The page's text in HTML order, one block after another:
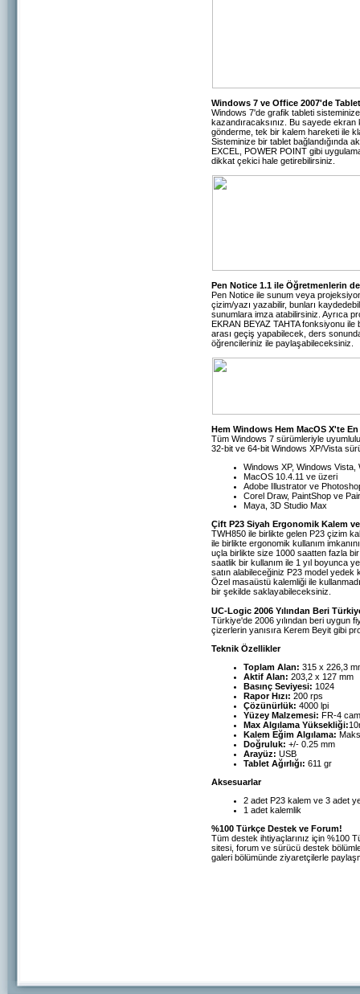
Windows 7 ve Office 2007'de
Windows 7'de grafik tableti sisteminize
kazandıracaksınız. Bu sayede
gönderme, tek bir kalem hareketi ile
Sisteminize bir tablet bağlandığında
EXCEL, POWER POINT gibi
dikkat çekici hale getirebilirsiniz.
Pen Notice 1.1 ile Öğretmenlerin de
Pen Notice ile sunum veya
çizim/yazı yazabilir, bunları
sunumlara imza atabilirsiniz. Ayrıca
EKRAN BEYAZ TAHTA fonksiyonu
arası geçiş yapabilecek, ders
öğrencileriniz ile paylaşabileceksiniz.
Hem Windows Hem MacOS X'te En
Tüm Windows 7 sürümleriyle
32-bit ve 64-bit Windows XP/Vista
Windows XP, Windows
MacOS 10.4.11 ve üzeri
Adobe Illustrator ve
Corel Draw, PaintShop ve
Maya, 3D Studio Max
Çift P23 Siyah Ergonomik Kalem
TWH850 ile birlikte gelen P23 çizim
ile birlikte ergonomik kullanım
uçla birlikte size 1000 saatten fazla
saatlik bir kullanım ile 1 yıl boyunca
satın alabileceğiniz P23 model
Özel masaüstü kalemliği ile
bir şekilde saklayabileceksiniz.
UC-Logic 2006 Yılından Beri
Türkiye'de 2006 yılından beri uygun
çizerlerin yanısıra Kerem Beyit gibi
Teknik Özellikler
Toplam Alan: 315 x 226,3
Aktif Alan:203,2 x 127 mm
Basınç Seviyesi: 1024
Rapor Hızı: 200 rps
Çözünürlük: 4000 lpi
Yüzey Malzemesi: FR-4
Max Algılama Yüksekliği:
Kalem Eğim Algılama:
Doğruluk: +/- 0.25 mm
Arayüz:USB
Tablet Ağırlığı: 611 gr
Aksesuarlar
2 adet P23 kalem ve 3 adet
1 adet kalemlik
%100 Türkçe Destek ve Forum!
Tüm destek ihtiyaçlarınız için %100
sitesi, forum ve sürücü destek
galeri bölümünde ziyaretçilerle